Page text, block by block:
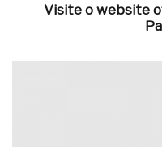
Visite o website